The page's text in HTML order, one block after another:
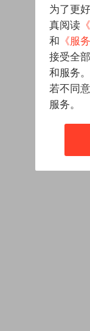
为了更
真阅读
和 《服
接受全
和服务。
若不同
服务。